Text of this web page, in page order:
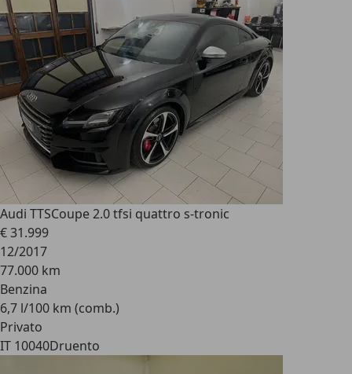
Audi TTSCoupe 2.0 tfsi quattro s-tronic
€ 31.999
12/2017
77.000 km
Benzina
6,7 l/100 km (comb.)
Privato
IT 10040Druento